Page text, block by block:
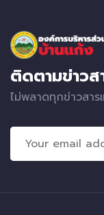
ติดตามข่าวส
ไม่พลาดทุกข่าวสาร